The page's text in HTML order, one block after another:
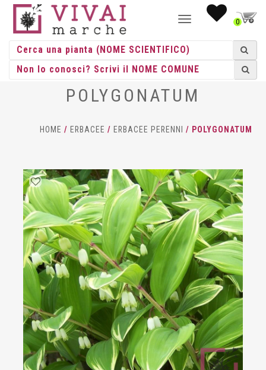
NAVIGAZIONE0
POLYGONATUM
HOME / ERBACEE / ERBACEE PERENNI / POLYGONATUM